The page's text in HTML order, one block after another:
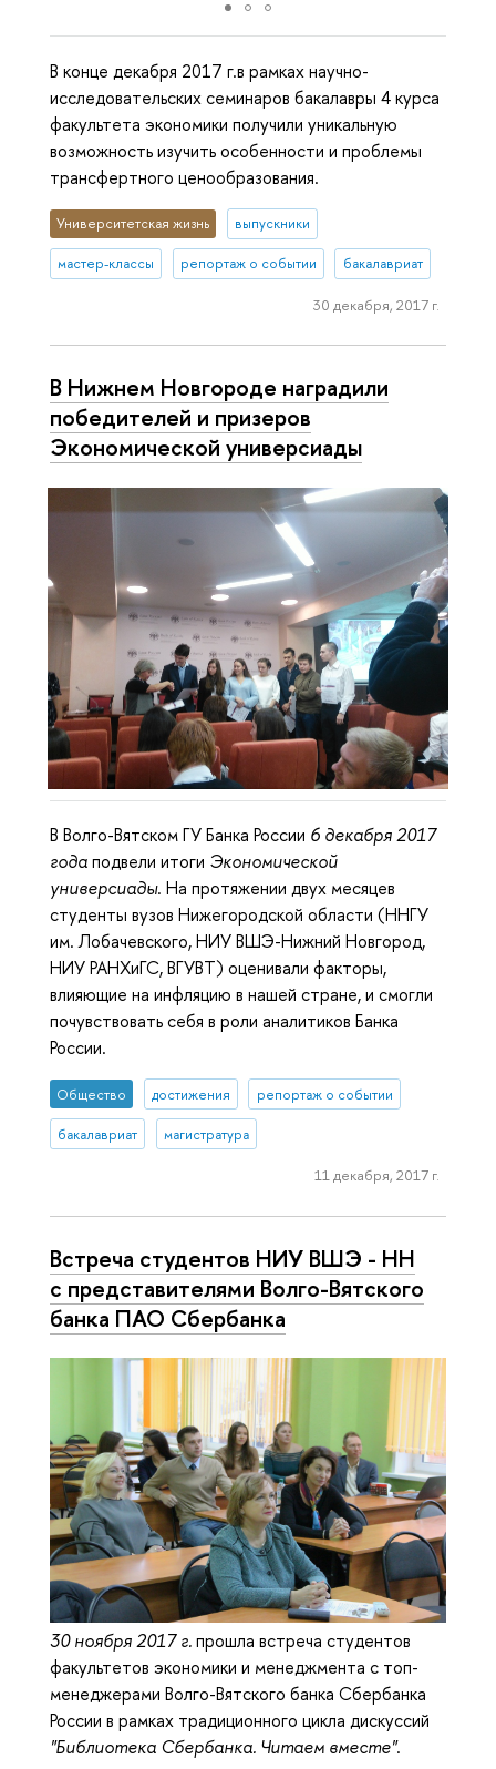
В конце декабря 2017 г.в рамках научно-
исследовательских семинаров бакалавры 4 курса
факультета экономики получили уникальную
возможность изучить особенности и проблемы
трансфертного ценообразования.
Университетская жизнь выпускники
мастер-классы репортаж о событии бакалавриат
30 декабря, 2017 г.
В Нижнем Новгороде наградили
победителей и призеров
Экономической универсиады
В Волго-Вятском ГУ Банка России 6 декабря 2017
годаподвели итоги Экономической
универсиады. На протяжении двух месяцев
студенты вузов Нижегородской области (ННГУ
им. Лобачевского, НИУ ВШЭ-Нижний Новгород,
НИУ РАНХиГС, ВГУВТ) оценивали факторы,
влияющие на инфляцию в нашей стране, и смогли
почувствовать себя в роли аналитиков Банка
России.
Общество достижения репортаж о событии
бакалавриат магистратура
11 декабря, 2017 г.
Встреча студентов НИУ ВШЭ - НН
с представителями Волго-Вятского
банка ПАО Сбербанка
30 ноября 2017 г.прошла встреча студентов
факультетов экономики и менеджмента с топ-
менеджерами Волго-Вятского банка Сбербанка
России в рамках традиционного цикла дискуссий
"Библиотека Сбербанка. Читаем вместе".